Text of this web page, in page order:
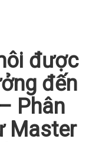
được
đến
Phân
Master